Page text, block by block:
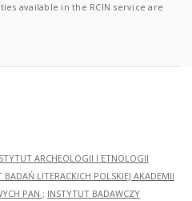
available in the RCIN service are
ARCHEOLOGII I ETNOLOGII
BADAŃ LITERACKICH POLSKIEJ AKADEMII
PAN ; INSTYTUT BADAWCZY